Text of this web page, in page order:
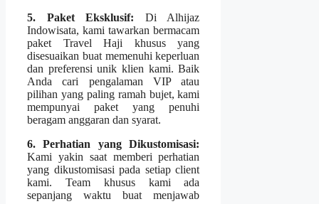
5. Paket Eksklusif: Di Alhijaz
Indowisata, kami tawarkan bermacam
paket Travel Haji khusus yang
disesuaikan buat memenuhi keperluan
dan preferensi unik klien kami. Baik
Anda cari pengalaman VIP atau
pilihan yang paling ramah bujet, kami
mempunyai paket yang penuhi
beragam anggaran dan syarat.
6. Perhatian yang Dikustomisasi:
Kami yakin saat memberi perhatian
yang dikustomisasi pada setiap client
kami. Team khusus kami ada
sepanjang waktu buat menjawab